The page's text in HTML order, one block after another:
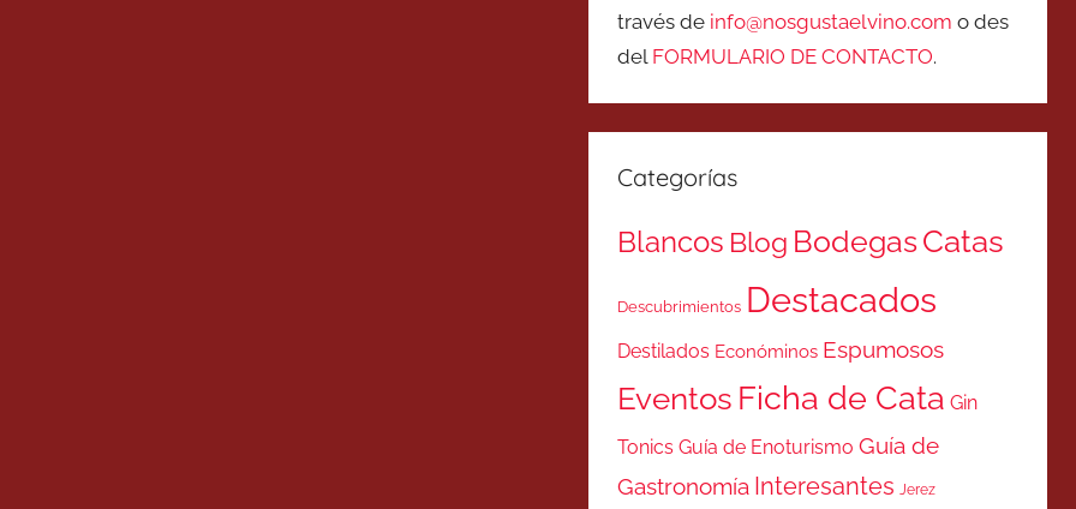
través de info@nosgustaelvino.com o des
del FORMULARIO DE CONTACTO.
Categorías
Blancos Blog BodegasCatas
Descubrimientos Destacados
Destilados Económinos Espumosos
Eventos Ficha de Cata Gin
Tonics Guía de Enoturismo Guía de
Gastronomía Interesantes Jerez